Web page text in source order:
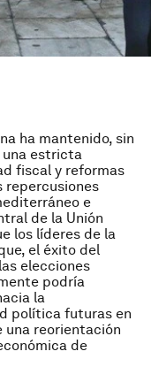
ha mantenido, sin
una estricta
fiscal y reformas
repercusiones
e
de la Unión
los líderes de la
el éxito del
elecciones
podría
la
política futuras en
una reorientación
de